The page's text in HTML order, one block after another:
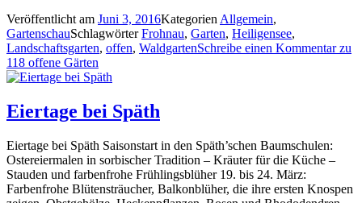
Veröffentlicht am Juni 3, 2016Kategorien Allgemein,
GartenschauSchlagwörterFrohnau, Garten, Heiligensee,
Landschaftsgarten, offen, WaldgartenSchreibe einen Kommentarzu
118 offene Gärten
Eiertage bei Späth
Eiertage bei Späth Saisonstart in den Späth’schen Baumschulen:
Ostereiermalen in sorbischer Tradition – Kräuter für die Küche –
Stauden und farbenfrohe Frühlingsblüher 19. bis 24. März:
Farbenfrohe Blütensträucher, Balkonblüher, die ihre ersten Knospen